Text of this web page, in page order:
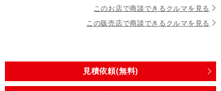
このお店で商談できるクルマを見る
この販売店で商談できるクルマを見る
見積依頼(無料)